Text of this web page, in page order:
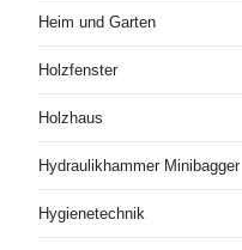
Heim und Garten
Holzfenster
Holzhaus
Hydraulikhammer Minibagger
Hygienetechnik